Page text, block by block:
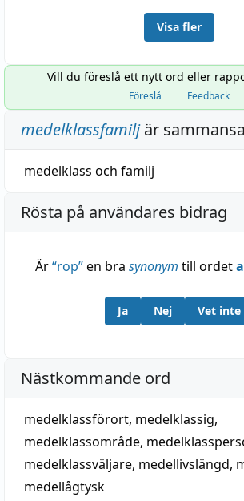
Visa fler
Vill du föreslå ett nytt ord eller
Föreslå Feedback
medelklassfamiljär
medelklass och familj
Rösta på användares bidrag
Är“rop”en bra synonym till ordet
Ja Nej Vet inte
Nästkommande ord
medelklassförort, medelklassig,
medelklassområde,
medelklassväljare, medellivslängd,
medellågtysk